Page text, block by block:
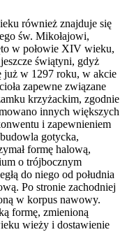
również znajduje się
św. Mikołajowi,
w połowie XIV wieku,
świątyni, gdyż
już w 1297 roku, w akcie
zapewne związane
krzyżackim, zgodnie
innych większych
i zapewnieniem
gotycka,
formę halową,
o trójbocznym
do niego od południa
Po stronie zachodniej
w korpus nawowy.
formę, zmienioną
wieży i dostawienie